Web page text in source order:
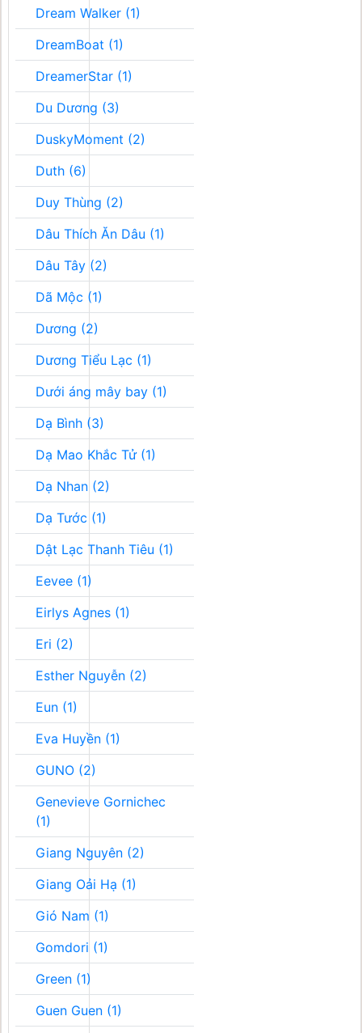
Dream Walker (1)
DreamBoat (1)
DreamerStar (1)
Du Dương (3)
DuskyMoment (2)
Duth (6)
Duy Thùng (2)
Dâu Thích Ăn Dâu (1)
Dâu Tây (2)
Dã Mộc (1)
Dương (2)
Dương Tiểu Lạc (1)
Dưới áng mây bay (1)
Dạ Bình (3)
Dạ Mao Khắc Tử (1)
Dạ Nhan (2)
Dạ Tước (1)
Dật Lạc Thanh Tiêu (1)
Eevee (1)
Eirlys Agnes (1)
Eri (2)
Esther Nguyễn (2)
Eun (1)
Eva Huyền (1)
GUNO (2)
Genevieve Gornichec
(1)
Giang Nguyên (2)
Giang Oải Hạ (1)
Gió Nam (1)
Gomdori (1)
Green (1)
Guen Guen (1)